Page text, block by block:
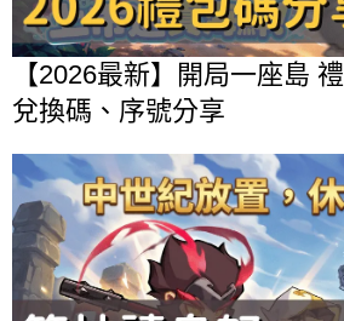
【2026最新】開局一座島
兌換碼、序號分享